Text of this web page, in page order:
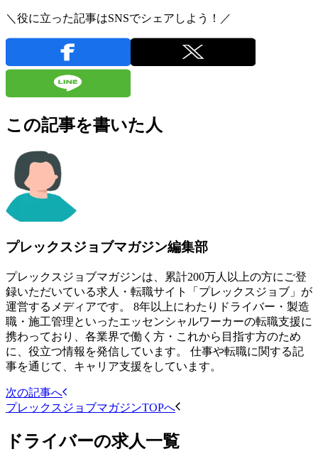
＼役に立った記事はSNSでシェアしよう！／
この記事を書いた人
プレックスジョブマガジン編集部
プレックスジョブマガジンは、累計200万人以上の方にご登
録いただいている求人・転職サイト「プレックスジョブ」が
運営するメディアです。 8年以上にわたりドライバー・製造
職・施工管理といったエッセンシャルワーカーの転職支援に
携わっており、各業界で働く方・これから目指す方のため
に、役立つ情報を発信しています。 仕事や転職に関する記
事を通じて、キャリア支援をしています。
次の記事へ
プレックスジョブマガジンTOPへ
ドライバーの求人一覧